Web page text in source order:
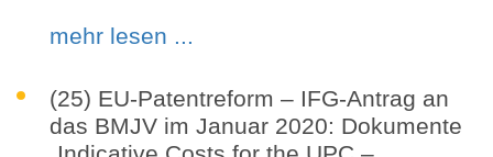
mehr lesen ...
(25) EU-Patentreform – IFG-Antrag an
das BMJV im Januar 2020: Dokumente